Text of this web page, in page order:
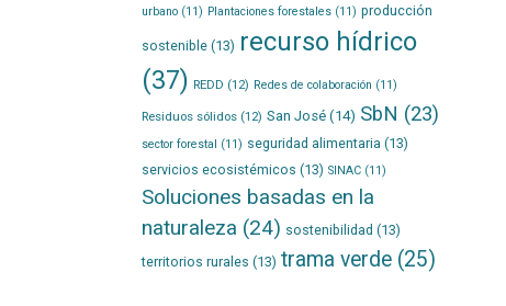
urbano(11) Plantaciones forestales(11) producción
sostenible(13) recurso hídrico
(37) REDD (12) Redes de colaboración (11)
Residuos sólidos(12) San José(14) SbN (23)
sector forestal (11) seguridad alimentaria (13)
servicios ecosistémicos (13) SINAC(11)
Soluciones basadas en la
naturaleza (24) sostenibilidad (13)
territorios rurales (13) trama verde(25)